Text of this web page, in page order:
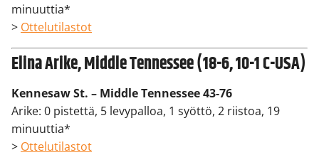
minuuttia*
> Ottelutilastot
Elina Arike, Middle Tennessee (18-6, 10-1 C-USA)
Kennesaw St. – Middle Tennessee 43-76
Arike: 0 pistettä, 5 levypalloa, 1 syöttö, 2 riistoa, 19
minuuttia*
> Ottelutilastot